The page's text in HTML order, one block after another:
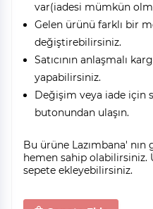
var(iadesi mümkün
Gelen ürünü farklı bir
değiştirebilirsiniz.
Satıcının anlaşmalı
yapabilirsiniz.
Değişim veya iade için
butonundan ulaşın.
Bu ürüne Lazımbana' nın
hemen sahip olabilirsiniz.
sepete ekleyebilirsiniz.